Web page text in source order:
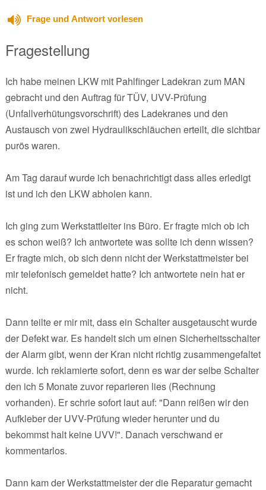
Frage und Antwort vorlesen
Fragestellung
Ich habe meinen LKW mit Pahlfinger Ladekran zum MAN
gebracht und den Auftrag für TÜV, UVV-Prüfung
(Unfallverhütungsvorschrift) des Ladekranes und den
Austausch von zwei Hydraulikschläuchen erteilt, die sichtbar
purös waren.
Am Tag darauf wurde ich benachrichtigt dass alles erledigt
ist und ich den LKW abholen kann.
Ich ging zum Werkstattleiter ins Büro. Er fragte mich ob ich
es schon weiß? Ich antwortete was sollte ich denn wissen?
Er fragte mich, ob sich denn nicht der Werkstattmeister bei
mir telefonisch gemeldet hatte? Ich antwortete nein hat er
nicht.
Dann teilte er mir mit, dass ein Schalter ausgetauscht wurde
der Defekt war. Es handelt sich um einen Sicherheitsschalter
der Alarm gibt, wenn der Kran nicht richtig zusammengefaltet
wurde. Ich reklamierte sofort, denn es war der selbe Schalter
den ich 5 Monate zuvor reparieren lies (Rechnung
vorhanden). Er schrie sofort laut auf: "Dann reißen wir den
Aufkleber der UVV-Prüfung wieder herunter und du
bekommst halt keine UVV!". Danach verschwand er
kommentarlos.
Dann kam der Werkstattmeister der die Reparatur gemacht